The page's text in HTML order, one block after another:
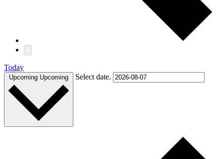
Today
Upcoming Upcoming Select date.